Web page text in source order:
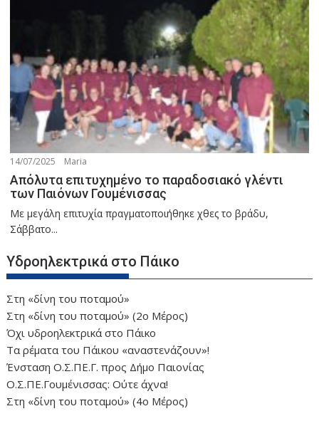
14/07/2025 Maria
Απόλυτα επιτυχημένο το παραδοσιακό γλέντι
των Παιόνων Γουμένισσας
Με μεγάλη επιτυχία πραγματοποιήθηκε χθες το βράδυ,
Σάββατο...
Υδροηλεκτρικά στο Πάικο
Στη «δίνη του ποταμού»
Στη «δίνη του ποταμού» (2ο Μέρος)
Όχι υδροηλεκτρικά στο Πάικο
Τα ρέματα του Πάικου «αναστενάζουν»!
Ένσταση Ο.Σ.ΠΕ.Γ. προς Δήμο Παιονίας
Ο.Σ.ΠΕ.Γουμένισσας: Ούτε άχνα!
Στη «δίνη του ποταμού» (4ο Μέρος)